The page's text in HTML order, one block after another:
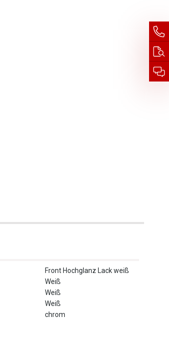
Front Hochglanz Lack weiß
Weiß
Weiß
Weiß
chrom